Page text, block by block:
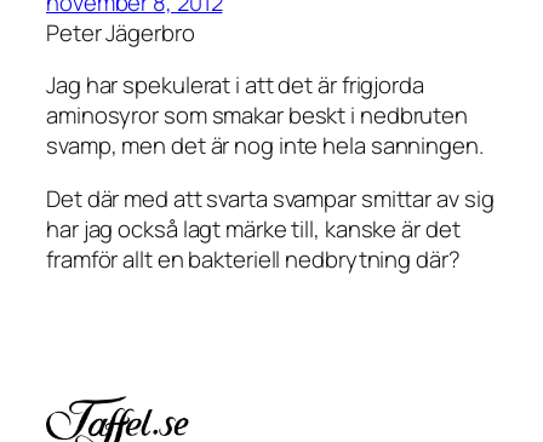
Peter Jägerbro
Jag har spekulerat i att det är frigjorda
aminosyror som smakar beskt i nedbruten
svamp, men det är nog inte hela sanningen.
Det där med att svarta svampar smittar av sig
har jag också lagt märke till, kanske är det
framför allt en bakteriell nedbrytning där?